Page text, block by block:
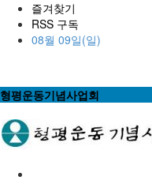
즐겨찾기
RSS 구독
08월 09일(일)
형평운동기념사업회